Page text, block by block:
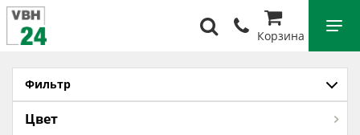
Корзина
Фильтр
Цвет